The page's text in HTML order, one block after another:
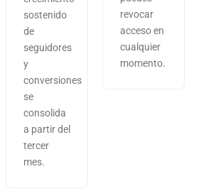
sostenido
de
seguidores
y
conversiones
se
consolida
a partir del
tercer
mes.
revocar
acceso en
cualquier
momento.